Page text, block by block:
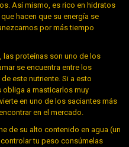
Así mismo, es rico en hidratos
hacen que su energía se
por más tiempo
las proteínas son uno de los
se encuentra entre los
este nutriente. Si a esto
obliga a masticarlos muy
en uno de los saciantes más
en el mercado.
de su alto contenido en agua (un
tu peso consúmelas